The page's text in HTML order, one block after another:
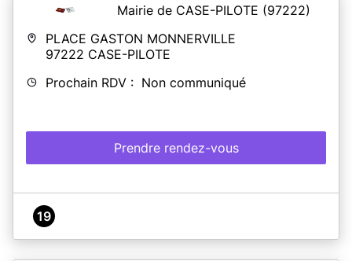
Mairie de CASE-PILOTE (97222)
PLACE GASTON MONNERVILLE
97222 CASE-PILOTE
Prochain RDV : Non communiqué
Prendre rendez-vous
19